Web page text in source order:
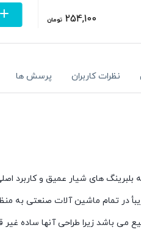
نظرات کاربران پرسش ها
بلبرینگ های شیار عمیق و کاربرد
در تمام ماشین آلات صنعتی به
می باشد زیرا طراحی آنها ساده